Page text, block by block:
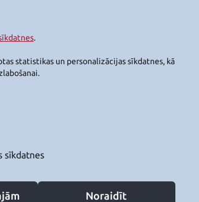
.
statistikas un personalizācijas sīkdatnes, kā
sīkdatnes
Noraidīt